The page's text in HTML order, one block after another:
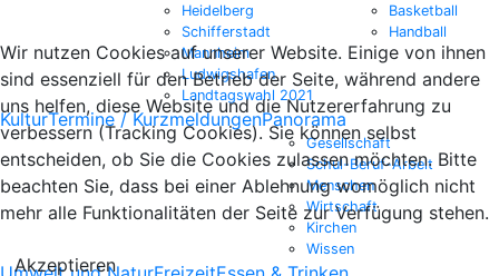
Heidelberg
Schifferstadt
Mannheim
Ludwigshafen
Landtagswahl 2021
Basketball
Handball
KulturTermine / KurzmeldungenPanorama
Gesellschaft
Schul-Beruf-Arbeit
Menschen
Wirtschaft
Kirchen
Wissen
Wir nutzen Cookies auf unserer Website. Einige von ihnen
sind essenziell für den Betrieb der Seite, während andere
uns helfen, diese Website und die Nutzererfahrung zu
verbessern (Tracking Cookies). Sie können selbst
entscheiden, ob Sie die Cookies zulassen möchten. Bitte
beachten Sie, dass bei einer Ablehnung womöglich nicht
mehr alle Funktionalitäten der Seite zur Verfügung stehen.
Akzeptieren